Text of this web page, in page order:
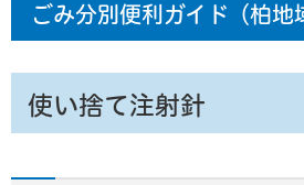
ごみ分別便利ガイド （柏地
使い捨て注射針